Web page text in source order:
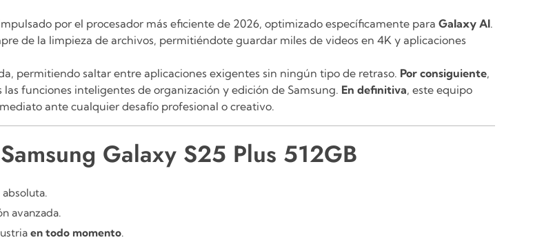
por el procesador más eficiente de 2026, optimizado específicamente para Galaxy AI.
de la limpieza de archivos, permitiéndote guardar miles de videos en 4K y aplicaciones
permitiendo saltar entre aplicaciones exigentes sin ningún tipo de retraso. Por consiguiente,
las funciones inteligentes de organización y edición de Samsung. En definitiva, este equipo
ante cualquier desafío profesional o creativo.
Galaxy S25 Plus 512GB
avanzada.
en todo momento.